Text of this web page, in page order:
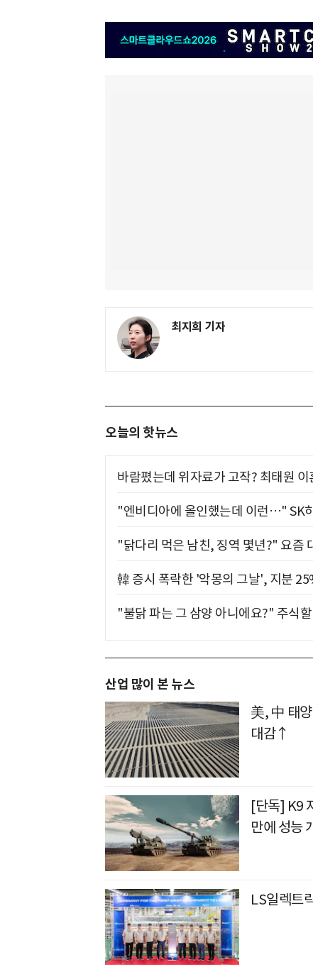
최지희 기자
오늘의 핫뉴스
바람폈는데 위자료가 고작? 최태원
"엔비디아에 올인했는데 이런…" SK
"닭다리 먹은 남친, 징역 몇년?" 요즘
韓 증시 폭락한 '악몽의 그날', 지분
"불닭 파는 그 삼양 아니에요?" 주식
산업 많이 본 뉴스
美, 中 태
대감↑
[단독] K9
만에 성능
LS일렉트